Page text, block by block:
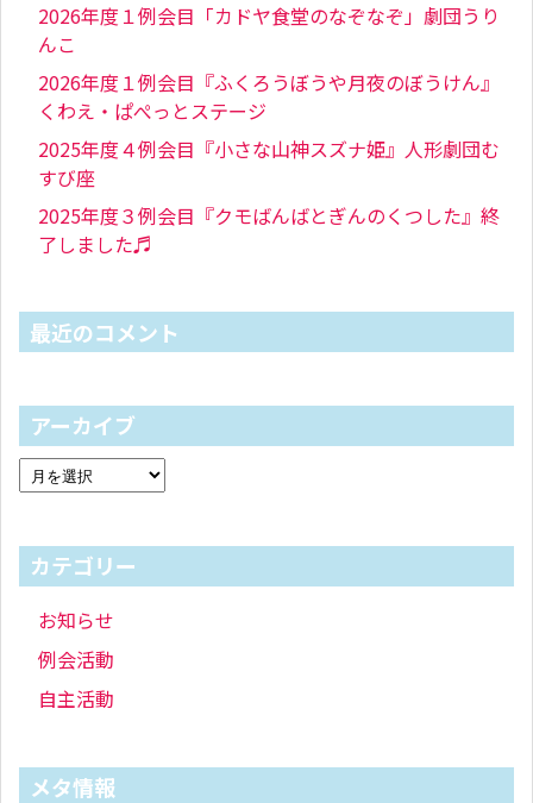
2026年度１例会目「カドヤ食堂のなぞなぞ」劇団うり
んこ
2026年度１例会目『ふくろうぼうや月夜のぼうけん』
くわえ・ぱぺっとステージ
2025年度４例会目『小さな山神スズナ姫』人形劇団む
すび座
2025年度３例会目『クモばんばとぎんのくつした』終
了しました♬
最近のコメント
アーカイブ
カテゴリー
お知らせ
例会活動
自主活動
メタ情報